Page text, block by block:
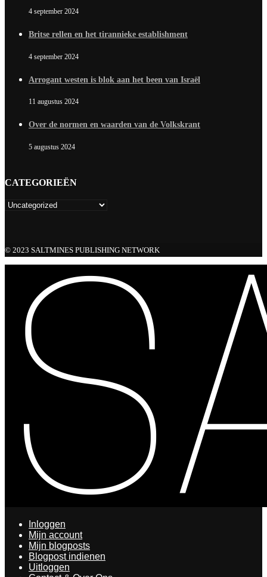
4 september 2024
Britse rellen en het tirannieke establishment
4 september 2024
Arrogant westen is blok aan het been van Israël
11 augustus 2024
Over de normen en waarden van de Volkskrant
5 augustus 2024
CATEGORIEËN
© 2023 SALTMINES PUBLISHING NETWORK
Inloggen
Mijn account
Mijn blogposts
Blogpost indienen
Uitloggen